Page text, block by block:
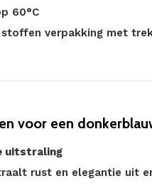
60°C
stoffen verpakking met
voor een
uitstraling
rust en elegantie uit